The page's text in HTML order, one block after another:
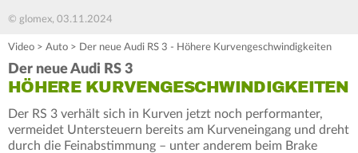
© glomex, 03.11.2024
Video > Auto > Der neue Audi RS 3 - Höhere Kurvengeschwindigkeiten
Der neue Audi RS 3
HÖHERE KURVENGESCHWINDIGKEITEN
Der RS 3 verhält sich in Kurven jetzt noch performanter,
vermeidet Untersteuern bereits am Kurveneingang und dreht
durch die Feinabstimmung – unter anderem beim Brake